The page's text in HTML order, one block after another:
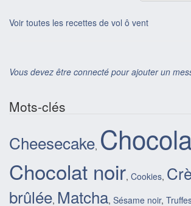
Voir toutes les recettes de vol ô vent
Vous devez être connecté pour ajouter un
Mots-clés
Cheesecake,
Chocolat noir, Cookies,
brûlée, Matcha, Sésame noir,